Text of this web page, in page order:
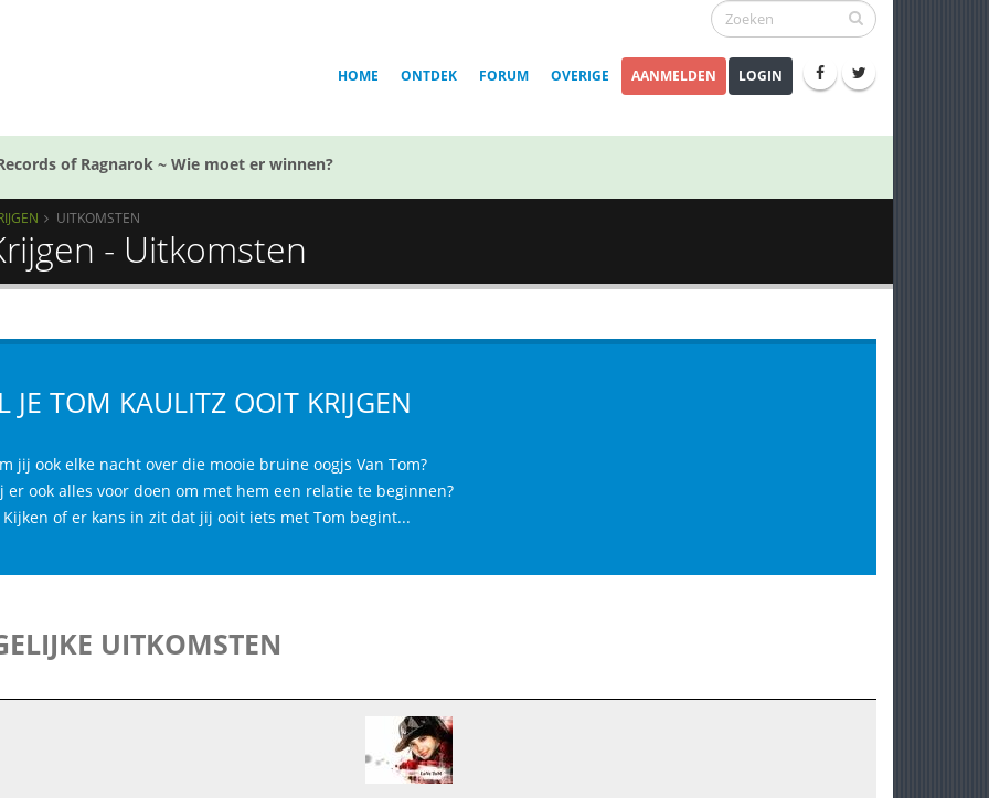
HOME ONTDEK FORUM OVERIGE AANMELDEN LOGIN
of Ragnarok ~ Wie moet er winnen?
UITKOMSTEN
- Uitkomsten
JE TOM KAULITZ OOIT KRIJGEN
jij ook elke nacht over die mooie bruine oogjs Van Tom?
er ook alles voor doen om met hem een relatie te beginnen?
Kijken of er kans in zit dat jij ooit iets met Tom begint...
UITKOMSTEN